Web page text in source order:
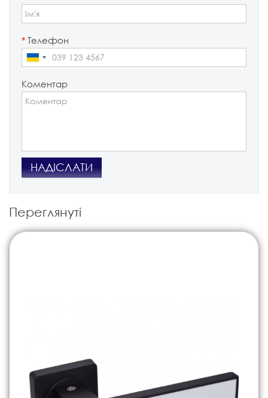
* Телефон
Коментар
НАДІСЛАТИ
Переглянуті